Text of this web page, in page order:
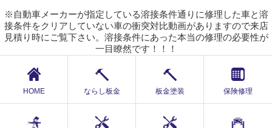
※自動車メーカーが指定している溶接条件通りに修理した車と溶
接条件をクリアしていない車の衝突対比動画がありますので来店
見積り時にご覧下さい。溶接条件にあった本当の修理の必要性が
一目瞭然です！！！
HOME ならし板金 板金塗装 保険修理